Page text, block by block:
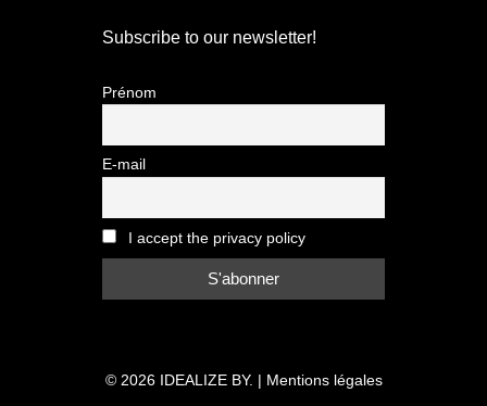
Subscribe to our newsletter!
Prénom
E-mail
I accept the privacy policy
© 2026 IDEALIZE BY. | Mentions légales